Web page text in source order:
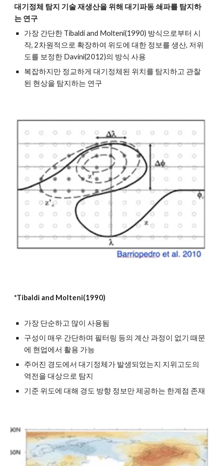
대기정체 탐지 기술 재생산을 위해 대기파동 쇄파를 탐지하
는 연구
가장 간단한 Tibaldi and Molteni(1990) 방식으로부터 시
작, 2차원적으로 확장하여 위도에 대한 정보를 생산, 저위
도를 보정한 Davini(2012)의 방식 사용
복잡하지만 정교하게 대기정체된 위치를 탐지하고 관찰
된 현상을 탐지하는 연구
*Tibaldi and Molteni(1990)
가장 단순하고 많이 사용됨
구성이 매우 간단하며 필터링 등의 계산 과정이 없기 때문
에 현업에서 활용 가능
주어진 경도에서 대기정체가 발생되었는지 지위고도의
역전을 대상으로 탐지
기준 위도에 대해 경도 방향 정보만 제공하는 한계점 존재